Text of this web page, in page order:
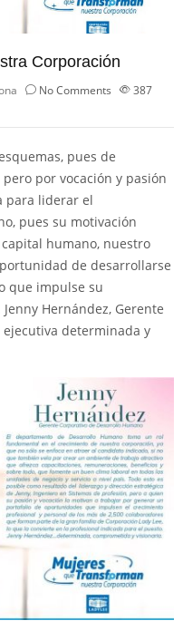
Corporación
No Comments
387
pues de
por vocación y pasión
para liderar el
pues su motivación
humano, nuestro
de desarrollarse
que impulse su
Hernández, Gerente
determinada y